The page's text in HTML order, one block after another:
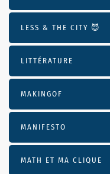
LESS & THE CITY 😈
LITTÉRATURE
MAKINGOF
MANIFESTO
MATH ET MA CLIQUE